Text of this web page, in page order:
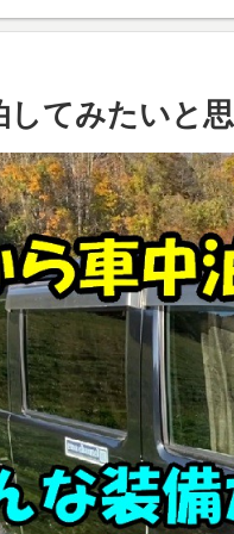
してみたいと